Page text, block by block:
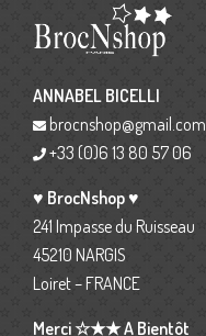
ANNABEL BICELLI
brocnshop@gmail.com
+33 (0)6 13 80 57 06
♥ BrocNshop ♥
241 Impasse du Ruisseau
45210 NARGIS
Loiret – FRANCE
Merci ☆★★ A Bientôt